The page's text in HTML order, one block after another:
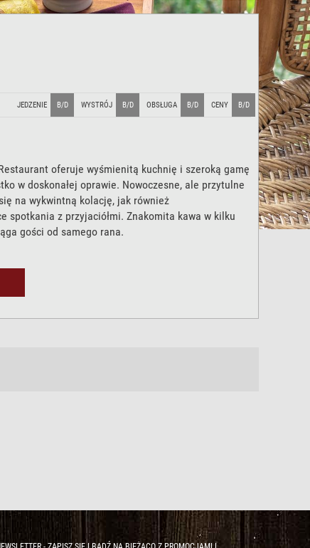
JEDZENIE B/D WYSTRÓJ B/D OBSŁUGA B/D CENY B/D
oferuje wyśmienitą kuchnię i szeroką gamę
w doskonałej oprawie. Nowoczesne, ale przytulne
na wykwintną kolację, jak również
spotkania z przyjaciółmi. Znakomita kawa w kilku
gości od samego rana.